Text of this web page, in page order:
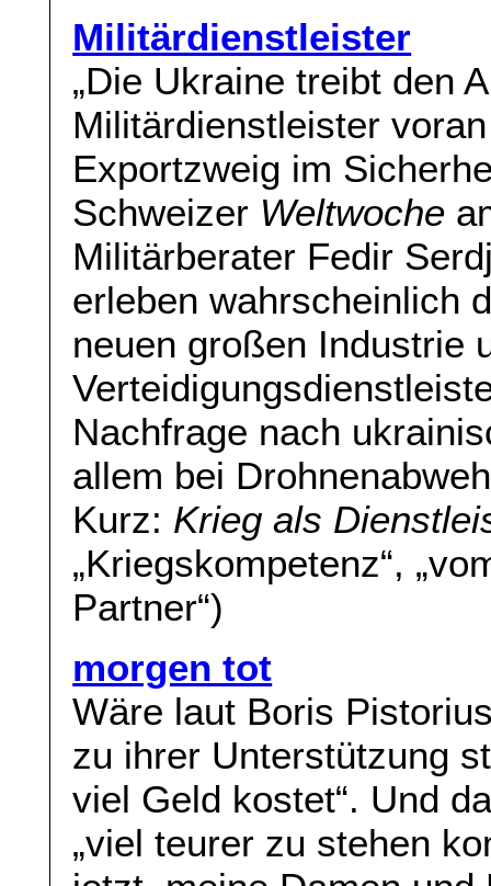
Militärdienstleister
„Die Ukraine treibt den
Militärdienstleister
Exportzweig im
Schweizer Weltwoche
Militärberater Fedir
erleben wahrscheinlich
neuen großen Industrie
Nachfrage nach
allem bei
Kurz: Krieg als
„Kriegskompetenz“,
Partner“)
morgen tot
Wäre laut Boris
zu ihrer Unterstützung
viel Geld kostet“. Und
„viel teurer zu stehen